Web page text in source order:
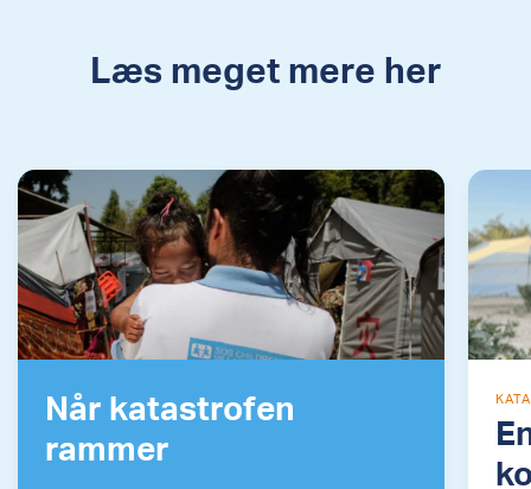
Læs meget mere her
Når katastrofen
rammer